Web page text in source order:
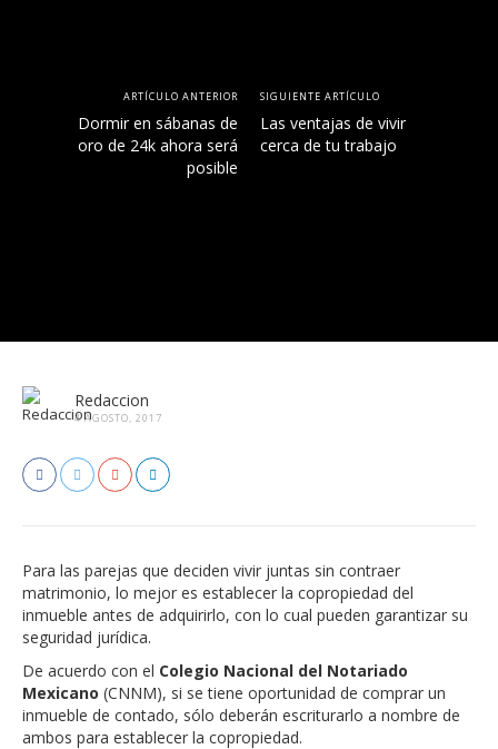
ARTÍCULO ANTERIOR
Dormir en sábanas de
oro de 24k ahora será
posible
SIGUIENTE ARTÍCULO
Las ventajas de vivir
cerca de tu trabajo
Redaccion
4 AGOSTO, 2017
Para las parejas que deciden vivir juntas sin contraer
matrimonio, lo mejor es establecer la copropiedad del
inmueble antes de adquirirlo, con lo cual pueden garantizar su
seguridad jurídica.
De acuerdo con el Colegio Nacional del Notariado
Mexicano (CNNM), si se tiene oportunidad de comprar un
inmueble de contado, sólo deberán escriturarlo a nombre de
ambos para establecer la copropiedad.